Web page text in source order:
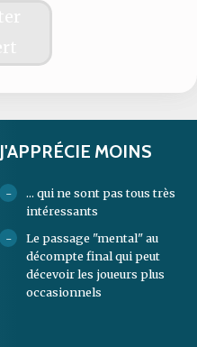
J'APPRÉCIE MOINS
... qui ne sont pas tous très
intéressants
Le passage "mental" au
décompte final qui peut
décevoir les joueurs plus
occasionnels